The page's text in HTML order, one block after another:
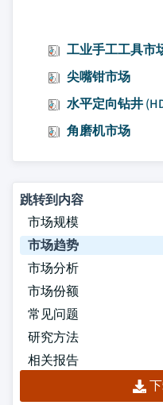
工业手工工具市
尖嘴钳市场
水平定向钻井
角磨机市场
跳转到内容
市场规模
市场趋势
市场分析
市场份额
常见问题
研究方法
相关报告